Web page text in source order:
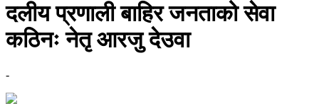
दलीय प्रणाली बाहिर जनताको सेवा
कठिनः नेतृ आरजु देउवा
-